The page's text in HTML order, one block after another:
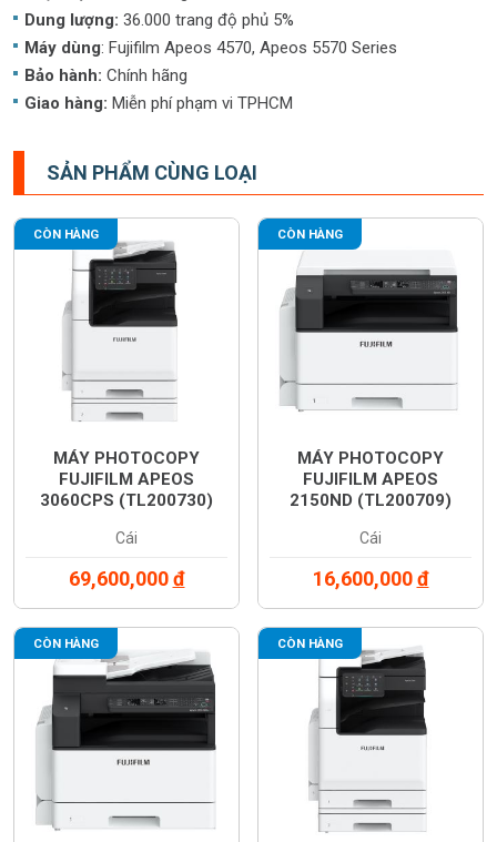
Dung lượng: 36.000 trang độ phủ 5%
Máy dùng: Fujifilm Apeos 4570, Apeos 5570 Series
Bảo hành: Chính hãng
Giao hàng: Miễn phí phạm vi TPHCM
SẢN PHẨM CÙNG LOẠI
CÒN HÀNG
MÁY PHOTOCOPY
FUJIFILM APEOS
3060CPS (TL200730)
Cái
69,600,000đ
CÒN HÀNG
MÁY PHOTOCOPY
FUJIFILM APEOS
2150ND (TL200709)
Cái
16,600,000đ
CÒN HÀNG CÒN HÀNG